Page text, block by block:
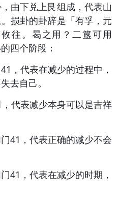
由下兑上艮组成，代表山
损卦的卦辞是「有孚，元
往。曷之用？二簋可用
四个阶段：
，代表在减少的过程中，
去自己。
代表减少本身可以是吉祥
41，代表正确的减少不会
41，代表在减少的时期，